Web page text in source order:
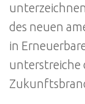
des neuen
in
unterstreiche